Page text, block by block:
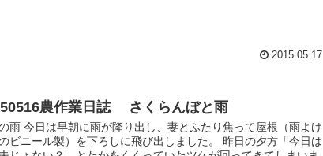
2015.05.17
農作業日誌 さくらんぼと雨
雨 今日は早朝に雨が降り出し、妻とふたり焦って屋根（雨よけ
ビニール製）を下ろしに飛び出しました。 昨日の夕方「今日は